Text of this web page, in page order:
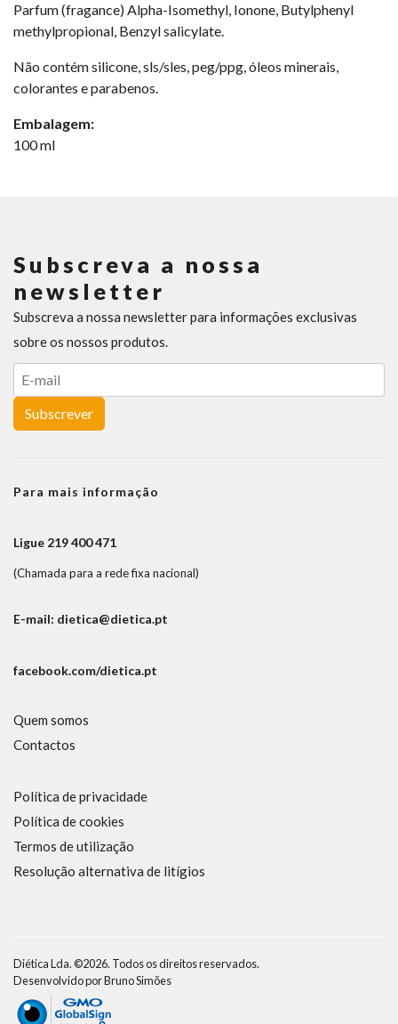
Parfum (fragance) Alpha-Isomethyl, Ionone, Butylphenyl
methylpropional, Benzyl salicylate.
Não contém silicone, sls/sles, peg/ppg, óleos minerais,
colorantes e parabenos.
Embalagem:
100 ml
Subscreva a nossa
newsletter
Subscreva a nossa newsletter para informações exclusivas
sobre os nossos produtos.
Subscrever
Para mais informação
Ligue 219 400 471
(Chamada para a rede fixa nacional)
E-mail: dietica@dietica.pt
facebook.com/dietica.pt
Quem somos
Contactos
Política de privacidade
Política de cookies
Termos de utilização
Resolução alternativa de litígios
Diética Lda. ©2026. Todos os direitos reservados.
Desenvolvido porBruno Simões